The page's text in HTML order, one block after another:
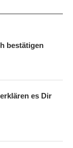
bestätigen
es Dir